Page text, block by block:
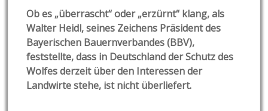
Ob es „überrascht“ oder „erzürnt“ klang, als
Walter Heidl, seines Zeichens Präsident des
Bayerischen Bauernverbandes (BBV),
feststellte, dass in Deutschland der Schutz des
Wolfes derzeit über den Interessen der
Landwirte stehe, ist nicht überliefert.